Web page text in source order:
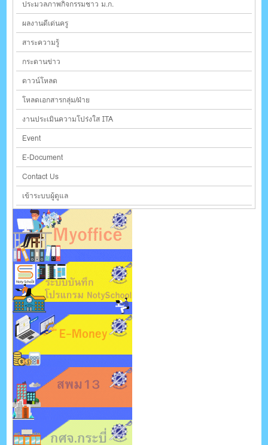
ประมวลภาพกิจกรรมชาว ม.ก.
ผลงานดีเด่นครู
สาระความรู้
กระดานข่าว
ดาวน์โหลด
โหลดเอกสารกลุ่ม/ฝ่าย
งานประเมินความโปร่งใส ITA
Event
E-Document
Contact Us
เข้าระบบผู้ดูแล